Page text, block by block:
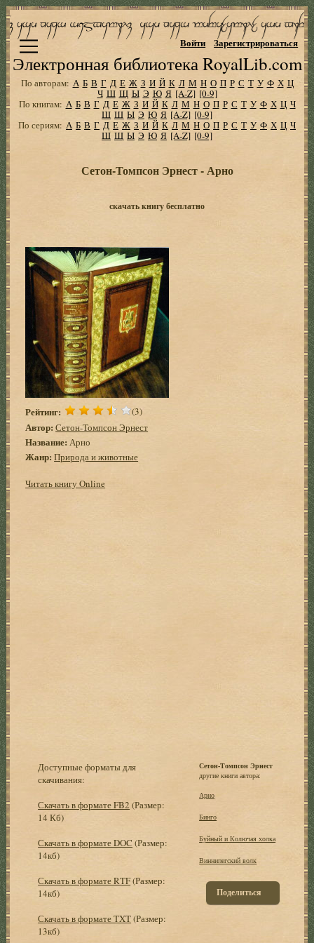
Электронная библиотека RoyalLib.com
Войти Зарегистрироваться
По авторам: А Б В Г Д Е Ж З И Й К Л М Н О П Р С Т У Ф Х Ц
Ч Ш Щ Ы Э Ю Я [A-Z] [0-9]
По книгам: А Б В Г Д Е Ж З И Й К Л М Н О П Р С Т У Ф Х Ц Ч
Ш Щ Ы Э Ю Я [A-Z] [0-9]
По сериям: А Б В Г Д Е Ж З И Й К Л М Н О П Р С Т У Ф Х Ц Ч
Ш Щ Ы Э Ю Я [A-Z] [0-9]
Сетон-Томпсон Эрнест - Арно
скачать книгу бесплатно
Рейтинг: (3)
Автор: Сетон-Томпсон Эрнест
Название: Арно
Жанр: Природа и животные
Читать книгу Online
Доступные форматы для
скачивания:
Скачать в формате FB2 (Размер:
14 Кб)
Скачать в формате DOC (Размер:
14кб)
Скачать в формате RTF(Размер:
14кб)
Скачать в формате TXT(Размер:
13кб)
Сетон-Томпсон Эрнест
другие книги автора:
Арно
Бинго
Буйный и Колючая холка
Виннипегский волк
Поделиться